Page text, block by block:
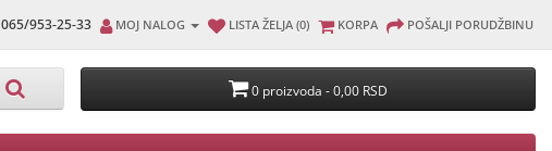
065/953-25-33 MOJ NALOG LISTA ŽELJA (0) KORPA POŠALJI PORUDŽBINU
0 proizvoda - 0,00 RSD